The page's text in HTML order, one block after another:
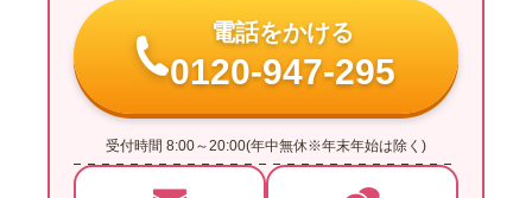
電話をかける
0120-947-295
受付時間 8:00～20:00(年中無休※年末年始は除く)